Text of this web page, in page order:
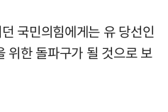
국민의힘에게는 유 당선인
위한 돌파구가 될 것으로 보